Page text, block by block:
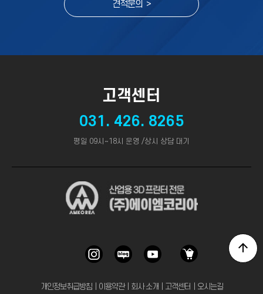
견적문의 >
고객센터
031. 426. 8265
평일 09시~18시 운영 /상시 상담 대기
개인정보취급방침｜ 이용약관｜ 회사 소개 고객센터 오시는길